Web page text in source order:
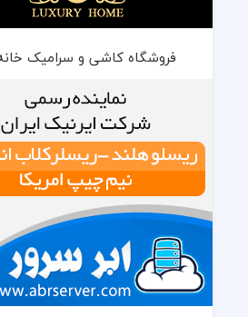
فروشگاه کاشی و سرامیک